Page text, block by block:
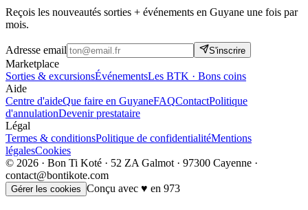
Reçois les nouveautés sorties + événements en Guyane une fois par
mois.
Adresse email S'inscrire
Marketplace
Sorties & excursionsÉvénementsLes BTK · Bons coins
Aide
Centre d'aideQue faire en GuyaneFAQContactPolitique
d'annulationDevenir prestataire
Légal
Termes & conditionsPolitique de confidentialitéMentions
légalesCookies
© 2026 · Bon Ti Koté · 52 ZA Galmot · 97300 Cayenne ·
contact@bontikote.com
Gérer les cookies Conçu avec ♥ en 973